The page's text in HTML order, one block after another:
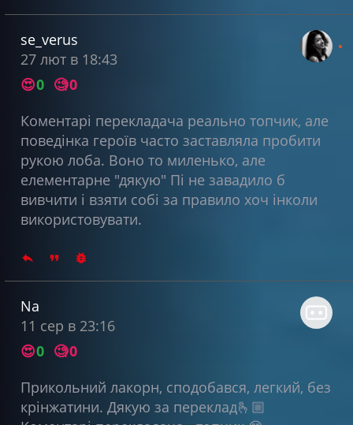
se_verus
27 лют в 18:43
😍0 🧐0
Коментарі перекладача реально топчик, але
поведінка героїв часто заставляла пробити
рукою лоба. Воно то миленько, але
елементарне "дякую" Пі не завадило б
вивчити і взяти собі за правило хоч інколи
використовувати.
Na
11 сер в 23:16
😍0 🧐0
Прикольний лакорн, сподобався, легкий, без
крінжатини. Дякую за переклад🫰🏼